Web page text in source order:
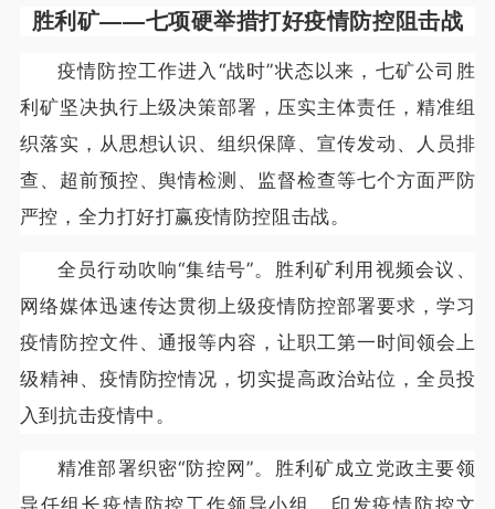
胜利矿——七项硬举措打好疫情防控阻击战
疫情防控工作进入“战时”状态以来，七矿公司胜
利矿坚决执行上级决策部署，压实主体责任，精准组
织落实，从思想认识、组织保障、宣传发动、人员排
查、超前预控、舆情检测、监督检查等七个方面严防
严控，全力打好打赢疫情防控阻击战。
全员行动吹响“集结号”。胜利矿利用视频会议、
网络媒体迅速传达贯彻上级疫情防控部署要求，学习
疫情防控文件、通报等内容，让职工第一时间领会上
级精神、疫情防控情况，切实提高政治站位，全员投
入到抗击疫情中。
精准部署织密“防控网”。胜利矿成立党政主要领